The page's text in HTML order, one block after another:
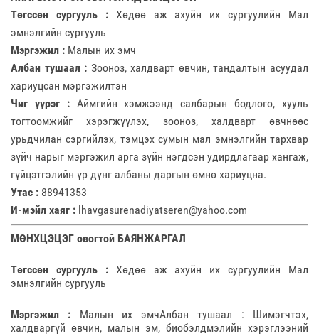
Төгссөн сургууль : Хөдөө аж ахуйн их сургуулийн Мал
эмнэлгийн сургууль
Мэргэжил : Малын их эмч
Албан тушаал : Зооноз, халдварт өвчин, тандалтын асуудал
хариуцсан мэргэжилтэн
Чиг үүрэг : Аймгийн хэмжээнд салбарын бодлого, хууль
тогтоомжийг хэрэгжүүлэх, зооноз, халдварт өвчнөөс
урьдчилан сэргийлэх, тэмцэх сумын мал эмнэлгийн тархвар
зүйч нарыг мэргэжил арга зүйн нэгдсэн удирдлагаар хангаж,
гүйцэтгэлийн үр дүнг албаны даргын өмнө хариуцна.
Утас : 88941353
И-мэйл хаяг : lhavgasurenadiyatseren@yahoo.com
МӨНХЦЭЦЭГ овогтой БАЯНЖАРГАЛ
Төгссөн сургууль : Хөдөө аж ахуйн их сургуулийн Мал
эмнэлгийн сургууль
Мэргэжил : Малын их эмчАлбан тушаал : Шимэгчтэх,
халдваргүй өвчин, малын эм, биобэлдмэлийн хэрэглээний